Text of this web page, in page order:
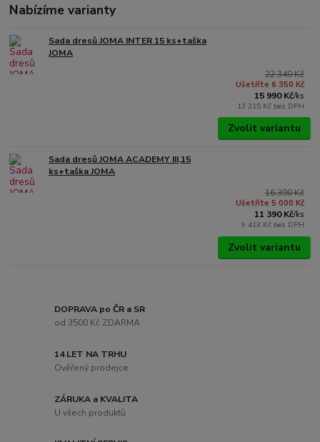
Nabízíme varianty
Sada dresů JOMA INTER 15 ks+taška
JOMA
22 340 Kč
Ušetříte 6 350 Kč
15 990 Kč/ks
13 215 Kč bez DPH
Zvolit variantu
Sada dresů JOMA ACADEMY III,15
ks+taška JOMA
16 390 Kč
Ušetříte 5 000 Kč
11 390 Kč/ks
9 413 Kč bez DPH
Zvolit variantu
DOPRAVA po ČR a SR
od 3500 Kč ZDARMA
14 LET NA TRHU
Ověřený prodejce
ZÁRUKA a KVALITA
U všech produktů